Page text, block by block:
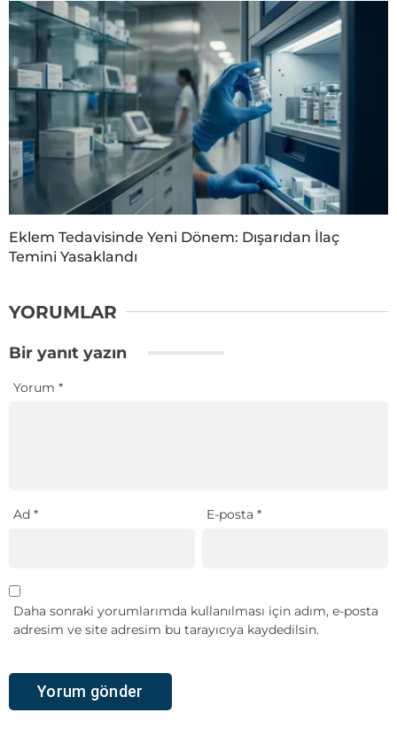
Eklem Tedavisinde Yeni Dönem: Dışarıdan İlaç
Temini Yasaklandı
YORUMLAR
Bir yanıt yazın
Yorum *
Ad * E-posta*
Daha sonraki yorumlarımda kullanılması için adım, e-posta
adresim ve site adresim bu tarayıcıya kaydedilsin.